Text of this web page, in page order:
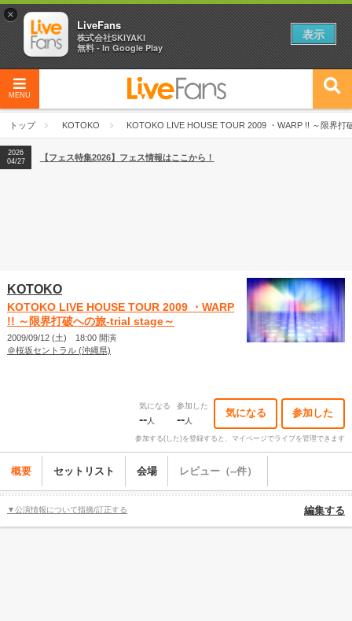
MENU
トップ KOTOKO KOTOKO LIVE HOUSE TOUR 2009 ・WARP !! ～限界打
2026
04/27
2026
【ライブ動員ランキング】2026年上半期編発表！
2026
04/27
【フェス特集2026】フェス情報はここから！
KOTOKO
KOTOKO LIVE HOUSE TOUR 2009 ・WARP
!! ～限界打破への旅-trial stage～
2009/09/12 (土) 18:00 開演
＠桜坂セントラル (沖縄県)
気になる
--人
参加した
--人
気になる 参加した
参加する(した)を登録すると、マイページでライブを管理できます
概要 セットリスト 会場 レビュー（--件）
▼公演情報について指摘/訂正する 編集する
×
LiveFans
株式会社SKIYAKI
無料 - In Google Play
表示